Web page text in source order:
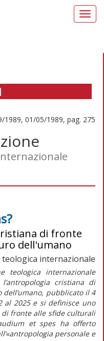
1989, 01/05/1989, pag. 275
di fronte
dell'umano
teologica internazionale
teologica internazionale
cristiana di
pubblicato il 4
al 2025 e si definisce uno
di fronte alle sfide culturali
et spes ha offerto
personale e